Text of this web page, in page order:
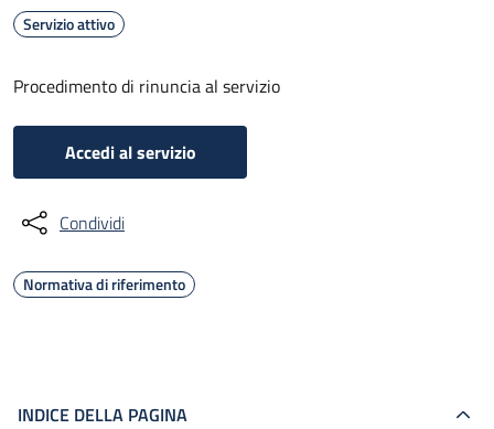
Servizio attivo
Procedimento di rinuncia al servizio
Accedi al servizio
Condividi
Normativa di riferimento
INDICE DELLA PAGINA